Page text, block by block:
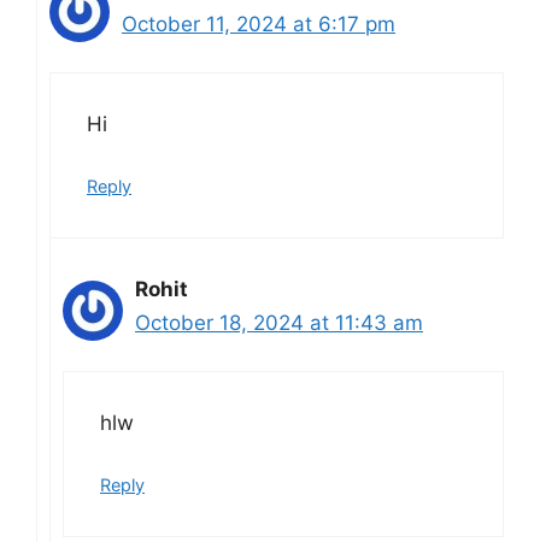
October 11, 2024 at 6:17 pm
Hi
Reply
Rohit
October 18, 2024 at 11:43 am
hlw
Reply